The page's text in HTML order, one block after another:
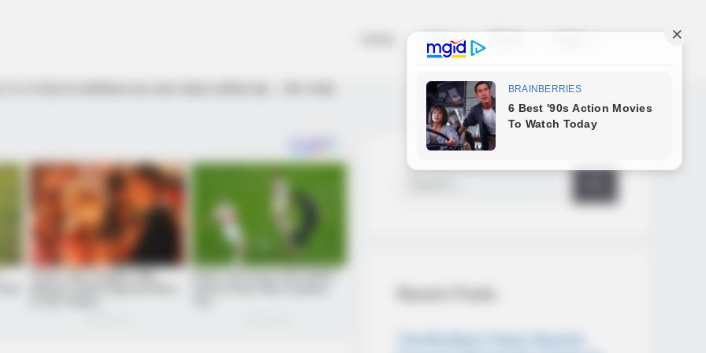
News
Search
Stars Today
6 Key Secrets
Columbus Adults Are Quietly Fixing Blood Sugar Crashes
With This Compound (Try Tonight!)